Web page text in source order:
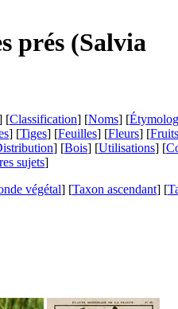
prés (Salvia
[Classification] [Noms] [
] [Tiges] [Feuilles] [Fleurs] [Fruits
] [Bois] [Utilisations] [
sujets]
végétal] [Taxon ascendant] [